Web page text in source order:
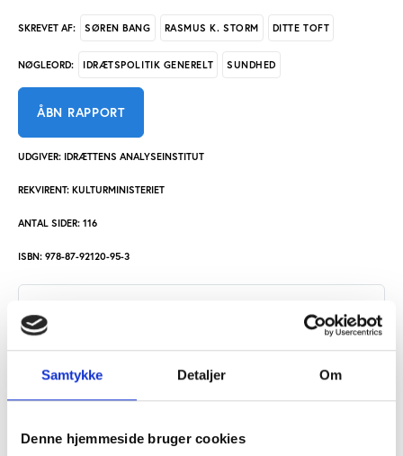
Samtykke Detaljer Om
Denne hjemmeside bruger cookies
SKREVET AF: SØREN BANG RASMUS K. STORM DITTE TOFT
NØGLEORD: IDRÆTSPOLITIK GENERELT SUNDHED
ÅBN RAPPORT
UDGIVER: IDRÆTTENS ANALYSEINSTITUT
REKVIRENT: KULTURMINISTERIET
ANTAL SIDER: 116
ISBN: 978-87-92120-95-3
Idans evaluering indgår i en samlet evaluering af alle
de otte tiltag til bekæmpelse af motionsdoping i
dokument, som også inkluderer Kulturministeriet og
Anti Doping Danmarks evaluering af de øvrige tre